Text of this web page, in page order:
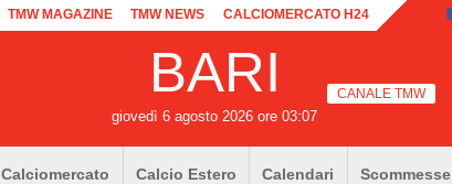
TMW MAGAZINE TMW NEWS CALCIOMERCATO H24
BARI
giovedì 6 agosto 2026 ore 03:07
CANALE TMW
Calciomercato Calcio Estero Calendari Scommesse